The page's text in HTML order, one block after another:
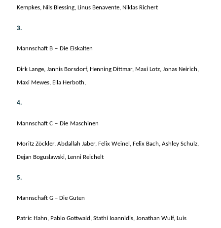
Kempkes, Nils Blessing, Linus Benavente, Niklas Richert
3.
Mannsc haft B – Die Eiskalten
Dirk Lange, Jannis Borsdorf, Henning Dittmar, Maxi Lotz, Jonas Neirich,
Maxi Mewes, Ella Herboth,
4.
Mannsc haft C – Die Maschinen
Moritz Zöckler, Abdallah Jaber, Felix Weinel, Felix Bach, Ashley Schulz,
Dejan Boguslawski, Lenni Reichelt
5.
Mannschaft G – Die Guten
Patric Hahn, Pablo Gottwald, Stathi Ioannidis, Jonathan Wulf, Luis